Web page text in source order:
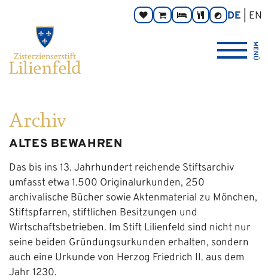
SpendenOnline-ZimmerTaverneKontrast
umschalten
DE
EN
Zisterzienserstift
Lilienfeld
verlinkt
MENÜ
Archiv
ALTES BEWAHREN
Das bis ins 13. Jahrhundert reichende Stiftsarchiv
umfasst etwa 1.500 Originalurkunden, 250
archivalische Bücher sowie Aktenmaterial zu Mönchen,
Stiftspfarren, stiftlichen Besitzungen und
Wirtschaftsbetrieben. Im Stift Lilienfeld sind nicht nur
seine beiden Gründungsurkunden erhalten, sondern
auch eine Urkunde von Herzog Friedrich II. aus dem
Jahr 1230.